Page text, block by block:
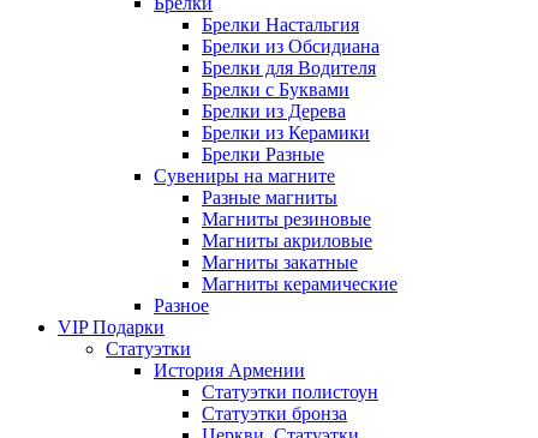
Брелки Настальгия
Брелки из Обсидиана
Брелки для Водителя
Брелки с Буквами
Брелки из Дерева
Брелки из Керамики
Брелки Разные
Сувениры на магните
Разные магниты
Магниты резиновые
Магниты акриловые
Магниты закатные
Магниты керамические
Разное
VIP Подарки
Статуэтки
История Армении
Статуэтки полистоун
Статуэтки бронза